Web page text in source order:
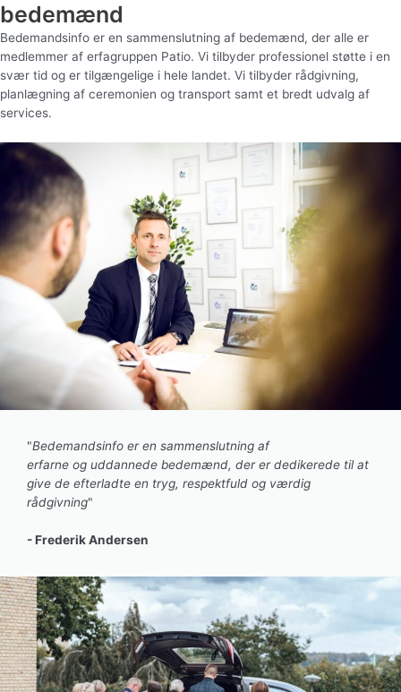
bedemænd
Bedemandsinfo er en sammenslutning af bedemænd, der alle er
medlemmer af erfagruppen Patio. Vi tilbyder professionel støtte i en
svær tid og er tilgængelige i hele landet. Vi tilbyder rådgivning,
planlægning af ceremonien og transport samt et bredt udvalg af
services.
"Bedemandsinfo er en sammenslutning af
erfarne og uddannede bedemænd, der er dedikerede til at
give de efterladte en tryg, respektfuld og værdig
rådgivning"
- Frederik Andersen